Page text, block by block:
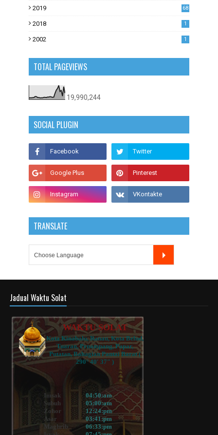
2019
68
2018 1
2002 1
TOTAL PAGEVIEWS
19,990,244
SOCIAL PLUGIN
TRANSLATE
Jadual Waktu Solat